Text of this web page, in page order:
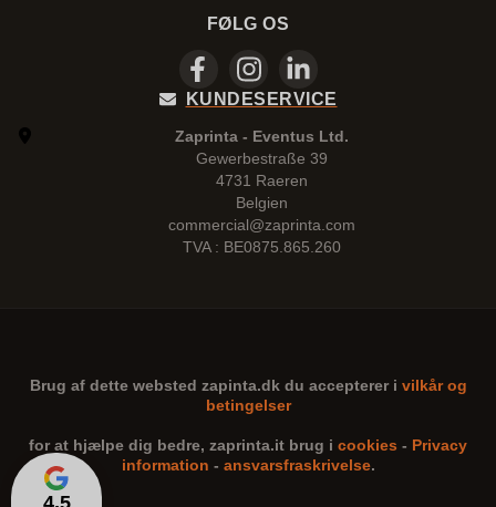
4,5
FØLG OS
KUNDESERVICE
Zaprinta - Eventus Ltd.
Gewerbestraße 39
4731 Raeren
Belgien
commercial@zaprinta.com
TVA : BE0875.865.260
Brug af dette websted zapinta.dk du accepterer i vilkår og
betingelser
for at hjælpe dig bedre, zaprinta.it brug i cookies - Privacy
information - ansvarsfraskrivelse.